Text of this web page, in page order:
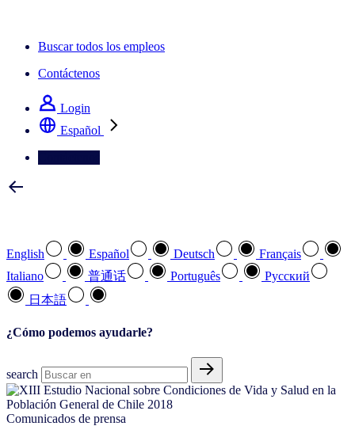
Buscar todos los empleos
Contáctenos
Login
Español
English Español Deutsch
Français
Italiano
普通话 Português
Pусский
日本語
¿Cómo podemos ayudarle?
search
Comunicados de prensa